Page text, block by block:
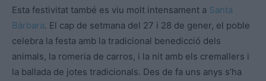
Esta festivitat també es viu molt intensament a Santa
Bàrbara. El cap de setmana del 27 i 28 de gener, el poble
celebra la festa amb la tradicional benedicció dels
animals, la romeria de carros, i la nit amb els cremallers i
la ballada de jotes tradicionals. Des de fa uns anys s’ha